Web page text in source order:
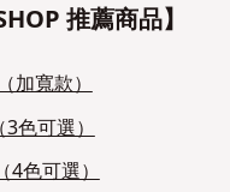
推薦商品】
加寬款）
色可選）
4色可選）